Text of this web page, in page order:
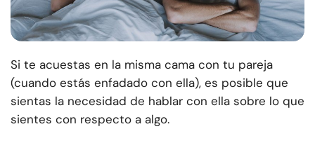
Si te acuestas en la misma cama con tu pareja
(cuando estás enfadado con ella), es posible que
sientas la necesidad de hablar con ella sobre lo que
sientes con respecto a algo.